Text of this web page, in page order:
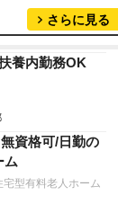
さらに見る
養内勤務OK
資格可/日勤の
ム
宅型有料老人ホーム